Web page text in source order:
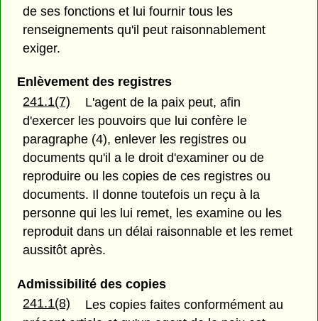
de ses fonctions et lui fournir tous les
renseignements qu'il peut raisonnablement
exiger.
Enlèvement des registres
241.1(7)
L'agent de la paix peut, afin
d'exercer les pouvoirs que lui confère le
paragraphe (4), enlever les registres ou
documents qu'il a le droit d'examiner ou de
reproduire ou les copies de ces registres ou
documents. Il donne toutefois un reçu à la
personne qui les lui remet, les examine ou les
reproduit dans un délai raisonnable et les remet
aussitôt après.
Admissibilité des copies
241.1(8)
Les copies faites conformément au